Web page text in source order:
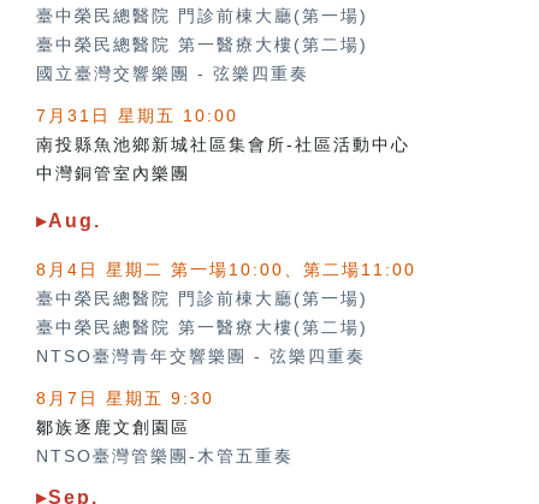
臺中榮民總醫院 門診前棟大廳(第一場)
臺中榮民總醫院 第一醫療大樓(第二場)
國立臺灣交響樂團 - 弦樂四重奏
7月31日 星期五 10:00
南投縣魚池鄉新城社區集會所-社區活動中心
中灣銅管室內樂團
▸Aug.
8月4日 星期二 第一場10:00、第二場11:00
臺中榮民總醫院 門診前棟大廳(第一場)
臺中榮民總醫院 第一醫療大樓(第二場)
NTSO臺灣青年交響樂團 - 弦樂四重奏
8月7日 星期五 9:30
鄒族逐鹿文創園區
NTSO臺灣管樂團-木管五重奏
▸Sep.